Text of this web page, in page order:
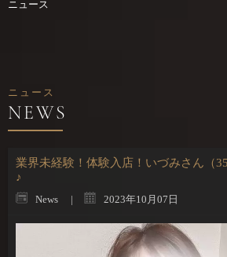
ニュース
ニュース
業界未経験！体験入店！いづみさん（
♪
News 2023年10月07日